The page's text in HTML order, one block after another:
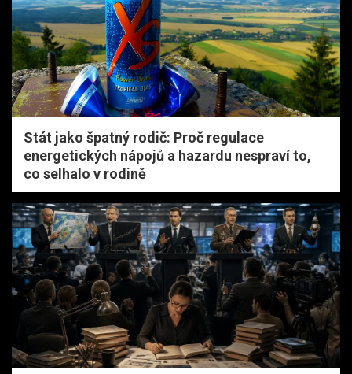
Stát jako špatný rodič: Proč regulace
energetických nápojů a hazardu nespraví to,
co selhalo v rodině